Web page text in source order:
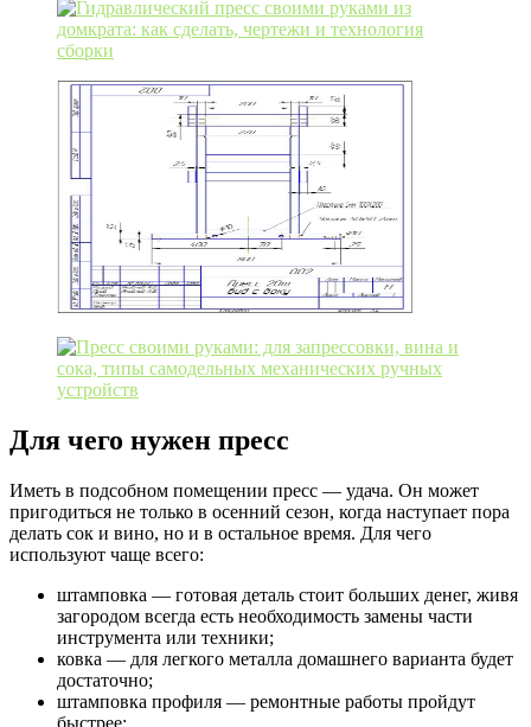
Для чего нужен пресс
Иметь в подсобном помещении пресс — удача. Он может
пригодиться не только в осенний сезон, когда наступает пора
делать сок и вино, но и в остальное время. Для чего
используют чаще всего:
штамповка — готовая деталь стоит больших денег, живя
загородом всегда есть необходимость замены части
инструмента или техники;
ковка — для легкого металла домашнего варианта будет
достаточно;
штамповка профиля — ремонтные работы пройдут
быстрее;